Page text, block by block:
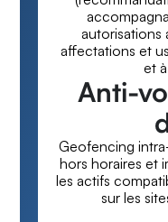
autorisations
affectations et
et
Anti-
Geofencing
hors horaires et
les actifs
sur les